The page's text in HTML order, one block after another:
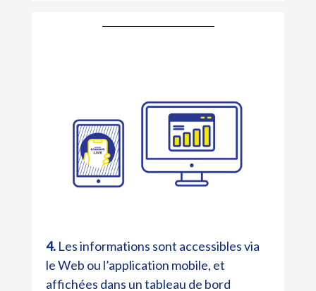
4. Les informations sont accessibles via
le Web ou l’application mobile, et
affichées dans un tableau de bord